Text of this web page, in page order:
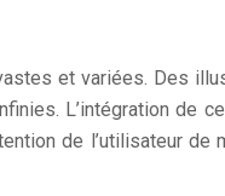
et variées. Des
L’intégration
de l’utilisateur